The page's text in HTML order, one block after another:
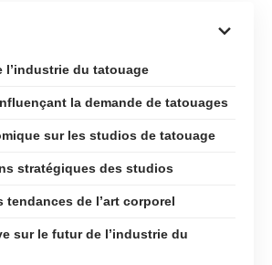
l’industrie du tatouage
la demande de tatouages
sur les studios de tatouage
stratégiques des studios
tendances de l’art corporel
sur le futur de l’industrie du